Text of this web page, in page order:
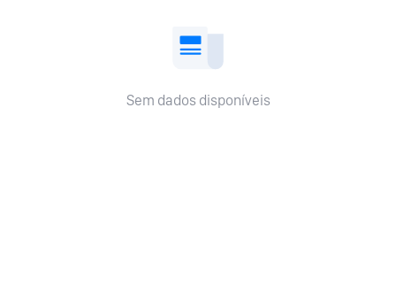
Sem dados disponíveis